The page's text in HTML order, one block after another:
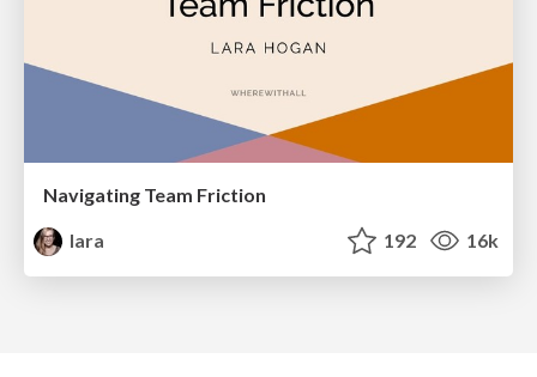
Navigating Team Friction
lara
192 16k